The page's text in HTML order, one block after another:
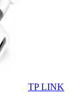
TP LINK